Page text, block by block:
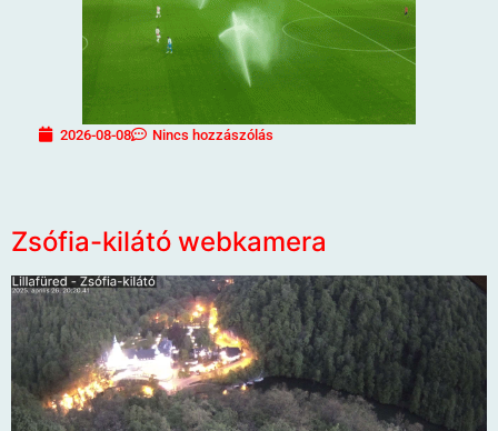
2026-08-08 Nincs hozzászólás
Zsófia-kilátó webkamera